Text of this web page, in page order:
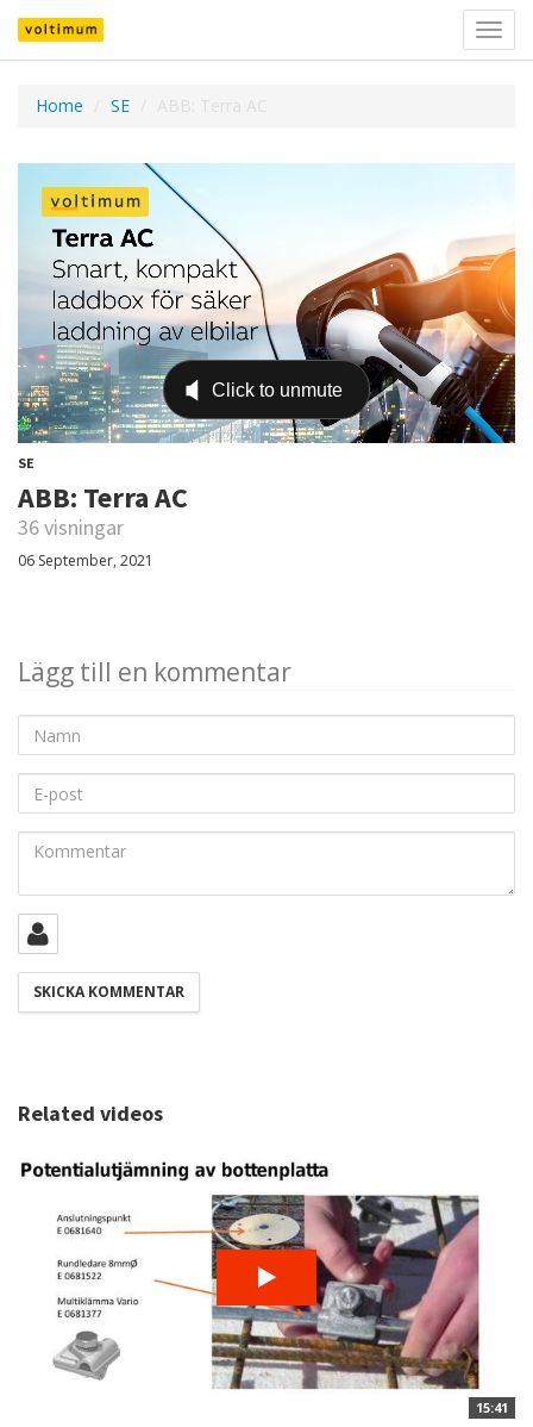
Välj
Home SE ABB: Terra AC
SE
ABB: Terra AC
36 visningar
06 September, 2021
Lägg till en kommentar
Namn
post
Kommentar
Related videos
15:41